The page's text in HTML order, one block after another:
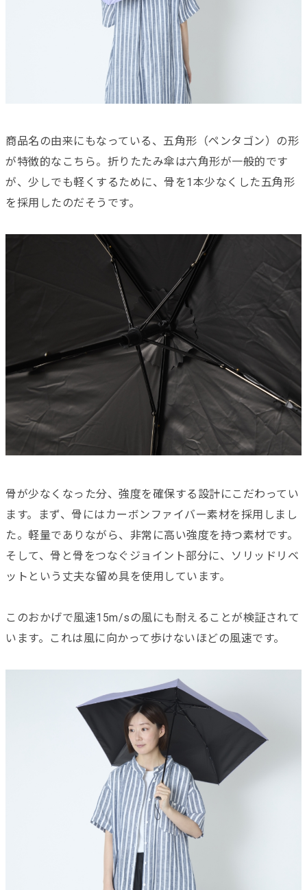
商品名の由来にもなっている、五角形（ペンタゴン）の形
が特徴的なこちら。折りたたみ傘は六角形が一般的です
が、少しでも軽くするために、骨を1本少なくした五角形
を採用したのだそうです。
骨が少なくなった分、強度を確保する設計にこだわってい
ます。まず、骨にはカーボンファイバー素材を採用しまし
た。軽量でありながら、非常に高い強度を持つ素材です。
そして、骨と骨をつなぐジョイント部分に、ソリッドリベ
ットという丈夫な留め具を使用しています。
このおかげで風速15m/sの風にも耐えることが検証されて
います。これは風に向かって歩けないほどの風速です。